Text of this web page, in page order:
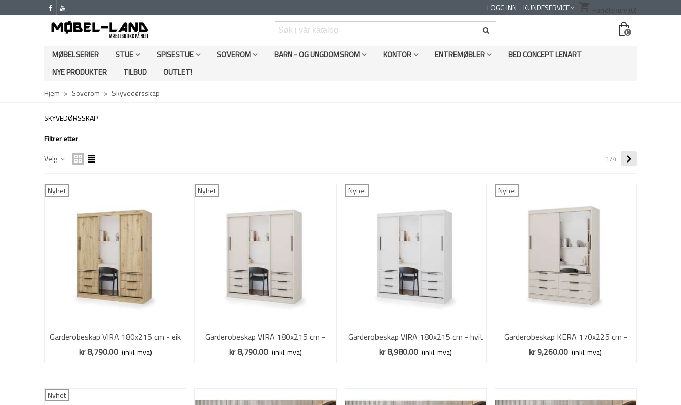
LOGG INN KUNDESERVICE shopping_cart Handlekurv (0)
0
MØBELSERIER STUE SPISESTUE SOVEROM BARN - OG UNGDOMSROM KONTOR ENTREMØBLER
BED CONCEPT LENART
NYE PRODUKTER
TILBUD OUTLET!
Hjem > Soverom > Skyvedørsskap
SKYVEDØRSSKAP
Filtrer etter
Velg
1/4
Nyhet
Vis mer
Garderobeskap VIRA 180x215 cm - eik
- skyvedører - 6 skuffer
kr 8,790.00 (inkl. mva)
Nyhet
Vis mer
Garderobeskap VIRA 180x215 cm -
beige sand matt - skyvedører - 6
kr 8,790.00 (inkl. mva)
Nyhet
Vis mer
Garderobeskap VIRA 180x215 cm - hvit
matt - skyvedører - 6 skuffer
kr 8,980.00 (inkl. mva)
Nyhet
Vis mer
Garderobeskap KERA 170x225 cm -
beige sand - skyvedører - 6 skuffer
kr 9,260.00 (inkl. mva)
Nyhet